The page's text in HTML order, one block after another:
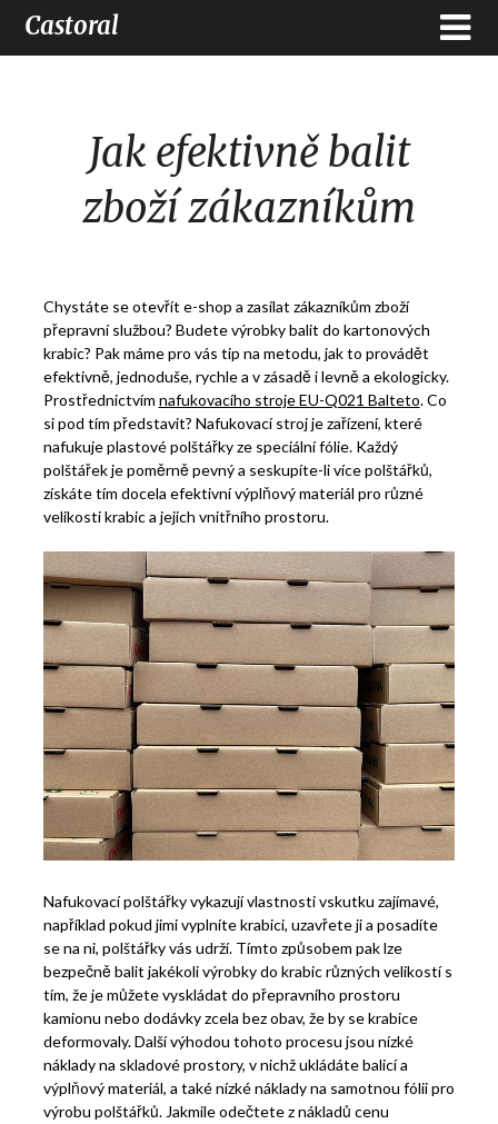
Castoral
Jak efektivně balit
zboží zákazníkům
Chystáte se otevřít e-shop a zasílat zákazníkům zboží
přepravní službou? Budete výrobky balit do kartonových
krabic? Pak máme pro vás tip na metodu, jak to provádět
efektivně, jednoduše, rychle a v zásadě i levně a ekologicky.
Prostřednictvím nafukovacího stroje EU-Q021 Balteto. Co
si pod tím představit? Nafukovací stroj je zařízení, které
nafukuje plastové polštářky ze speciální fólie. Každý
polštářek je poměrně pevný a seskupíte-li více polštářků,
získáte tím docela efektivní výplňový materiál pro různé
velikosti krabic a jejich vnitřního prostoru.
Nafukovací polštářky vykazují vlastnosti vskutku zajímavé,
například pokud jimi vyplníte krabici, uzavřete ji a posadíte
se na ni, polštářky vás udrží. Tímto způsobem pak lze
bezpečně balit jakékoli výrobky do krabic různých velikostí s
tím, že je můžete vyskládat do přepravního prostoru
kamionu nebo dodávky zcela bez obav, že by se krabice
deformovaly.Další výhodou tohoto procesu jsou nízké
náklady na skladové prostory, v nichž ukládáte balicí a
výplňový materiál, a také nízké náklady na samotnou fólii pro
výrobu polštářků. Jakmile odečtete z nákladů cenu